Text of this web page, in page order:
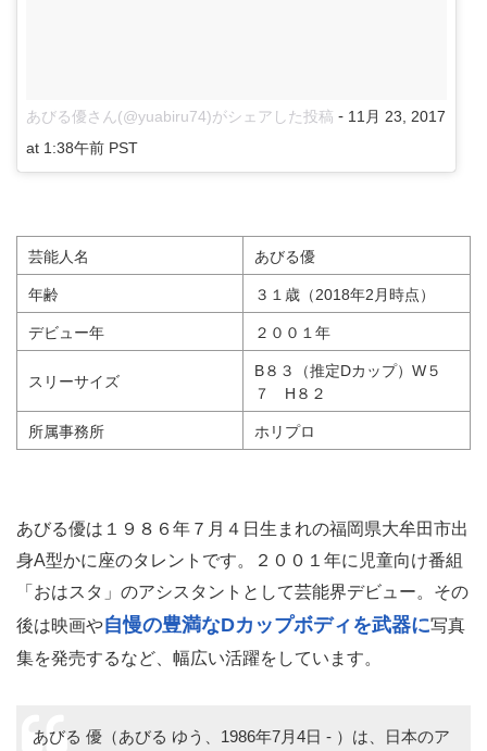
あびる優さん(@yuabiru74)がシェアした投稿 - 11月 23, 2017
at 1:38午前 PST
芸能人名 あびる優
年齢 ３１歳（2018年2月時点）
デビュー年 ２００１年
スリーサイズ
B８３（推定Dカップ）W５
７ H８２
所属事務所 ホリプロ
あびる優は１９８６年７月４日生まれの福岡県大牟田市出
身A型かに座のタレントです。２００１年に児童向け番組
「おはスタ」のアシスタントとして芸能界デビュー。その
後は映画や自慢の豊満なDカップボディを武器に写真
集を発売するなど、幅広い活躍をしています。
あびる 優（あびる ゆう、1986年7月4日 - ）は、日本のア